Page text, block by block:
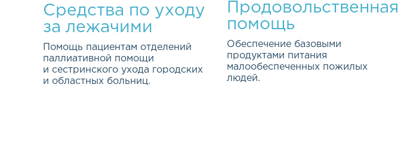
Средства по уходу
за лежачими
больными
Помощь пациентам отделений
паллиативной помощи
и сестринского ухода городских
и областных больниц.
Продовольственная
помощь
Обеспечение базовыми
продуктами питания
малообеспеченных пожилых
людей.